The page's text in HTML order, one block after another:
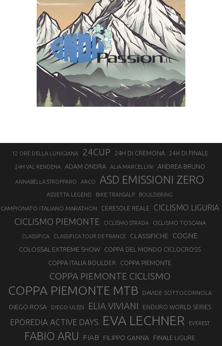
12 ORE DELLA LUNIGIANA 24CUP 24H DI CREMONA 24H DI FINALE
24H VAL RENDENA ADAM ONDRA ALIA MARCELLINI ANDREA BRUNO
ANNABELLA STROPPARO ARCO ASD EMISSIONI ZERO
ASSIETTA LEGEND BIKE TRANSALP BOULDERING
CAMPIONATO ITALIANO MARATHON CERESOLE REALE CICLISMO LIGURIA
CICLISMO PIEMONTE CICLISMO STRADA CICLISMO TOSCANA
CLASSIFICA CLASSIFICA TOUR DE FRANCE CLASSIFICHE COGNE
COLOSSAL EXTREME SHOW
COPPA DEL MONDO CICLOCROSS
COPPA ITALIA BOULDER
COPPA PIEMONTE
COPPA PIEMONTE CICLISMO
COPPA PIEMONTE MTB DAVIDE SOTTOCORNOLA
DIEGO ROSA DIEGO ULISSI ELIA VIVIANI ENDURO WORLD SERIES
EPOREDIA ACTIVE DAYS EVA LECHNER EVEREST
FABIO ARU FIAB FILIPPO GANNA FINALE LIGURE